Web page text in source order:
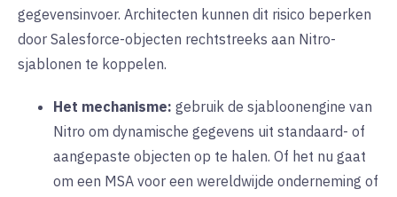
gegevensinvoer. Architecten kunnen dit risico beperken
door Salesforce-objecten rechtstreeks aan Nitro-
sjablonen te koppelen.
Het mechanisme: gebruik de sjabloonengine van
Nitro om dynamische gegevens uit standaard- of
aangepaste objecten op te halen. Of het nu gaat
om een MSA voor een wereldwijde onderneming of